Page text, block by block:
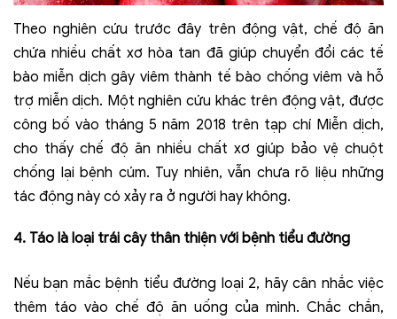
Theo nghiên cứu trước đây trên động vật, chế độ ăn
chứa nhiều chất xơ hòa tan đã giúp chuyển đổi các tế
bào miễn dịch gây viêm thành tế bào chống viêm và hỗ
trợ miễn dịch. Một nghiên cứu khác trên động vật, được
công bố vào tháng 5 năm 2018 trên tạp chí Miễn dịch,
cho thấy chế độ ăn nhiều chất xơ giúp bảo vệ chuột
chống lại bệnh cúm. Tuy nhiên, vẫn chưa rõ liệu những
tác động này có xảy ra ở người hay không.
4. Táo là loại trái cây thân thiện với bệnh tiểu đường
Nếu bạn mắc bệnh tiểu đường loại 2, hãy cân nhắc việc
thêm táo vào chế độ ăn uống của mình. Chắc chắn,